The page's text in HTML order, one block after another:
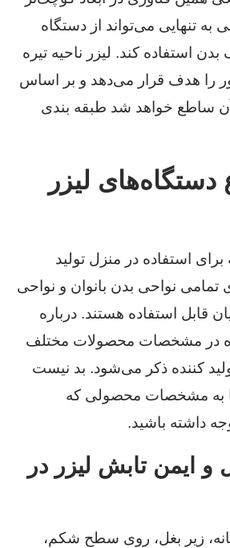
تنهایی می‌تواند از دستگاه
استفاده کند. لیزر ناحیه تیره
را هدف قرار می‌دهد و بر اساس
ساطع خواهد شد طبقه بندی
دستگاه‌های لیزر
استفاده در منزل تولید
تمامی نواحی بدن بانوان و نواحی
قابل استفاده هستند. درباره
در مشخصات محصولات مختلف
کننده ذکر می‌شود. بد نیست
به مشخصات محصولی که
داشته باشید.
و ایمن تابش لیزر در
زیر بغل، روی سطح شکم،